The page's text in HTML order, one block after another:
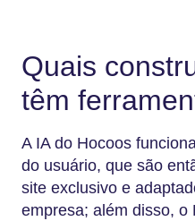
Quais
têm
A IA do Hocoos
do usuário, que são
site exclusivo e
empresa; além disso, o